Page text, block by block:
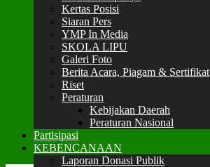
Kertas Posisi
Siaran Pers
YMP In Media
SKOLA LIPU
Galeri Foto
Berita Acara, Piagam & Sertifikat
Riset
Peraturan
Kebijakan Daerah
Peraturan Nasional
Partisipasi
KEBENCANAAN
Laporan Donasi Publik